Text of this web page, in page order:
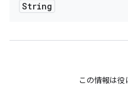
String
この情報は役